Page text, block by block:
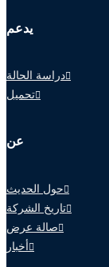
يدعم
دراسة الحالة
تحميل
عن
حول الحديث
تاريخ الشركة
صالة عرض
أخبار